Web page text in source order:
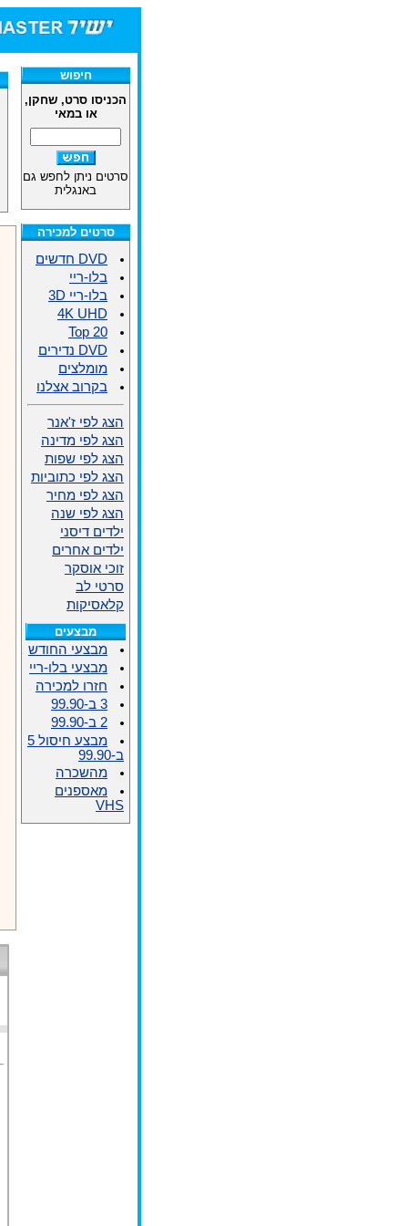
חיפוש
הכניסו סרט, שחקן,
או במאי
סרטים ניתן לחפש גם
באנגלית
סרטים למכירה
DVD חדשים
בלו-ריי
בלו-ריי 3D
4K UHD
Top 20
DVD נדירים
מומלצים
בקרוב אצלנו
הצג לפי ז'אנר
הצג לפי מדינה
הצג לפי שפות
הצג לפי כתוביות
הצג לפי מחיר
הצג לפי שנה
ילדים דיסני
ילדים אחרים
זוכי אוסקר
סרטי לב
קלאסיקות
מבצעים
מבצעי החודש
מבצעי בלו-ריי
חזרו למכירה
3 ב-99.90
2 ב-99.90
מבצע חיסול 5
ב-99.90
מהשכרה
מאספנים
VHS